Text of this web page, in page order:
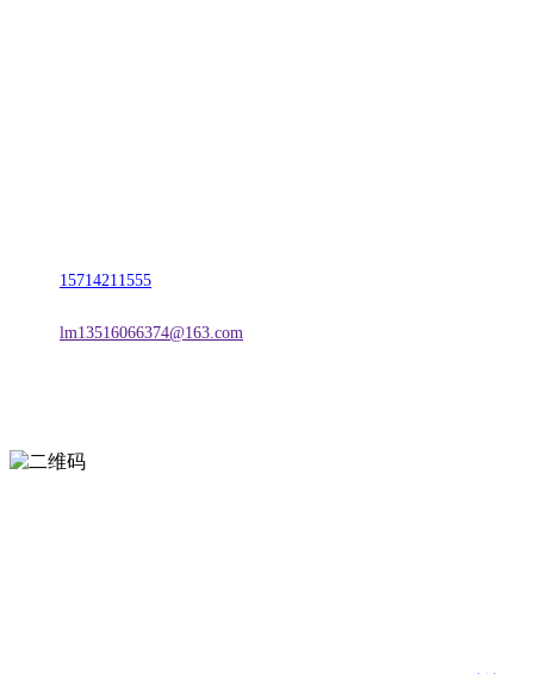
15714211555
lm13516066374@163.com